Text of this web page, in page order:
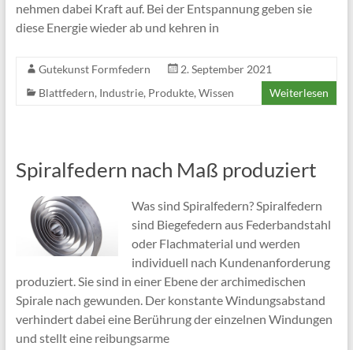
nehmen dabei Kraft auf. Bei der Entspannung geben sie
diese Energie wieder ab und kehren in
Gutekunst Formfedern
2. September 2021
Blattfedern, Industrie, Produkte, Wissen Weiterlesen
Spiralfedern nach Maß produziert
Was sind Spiralfedern? Spiralfedern
sind Biegefedern aus Federbandstahl
oder Flachmaterial und werden
individuell nach Kundenanforderung
produziert. Sie sind in einer Ebene der archimedischen
Spirale nach gewunden. Der konstante Windungsabstand
verhindert dabei eine Berührung der einzelnen Windungen
und stellt eine reibungsarme